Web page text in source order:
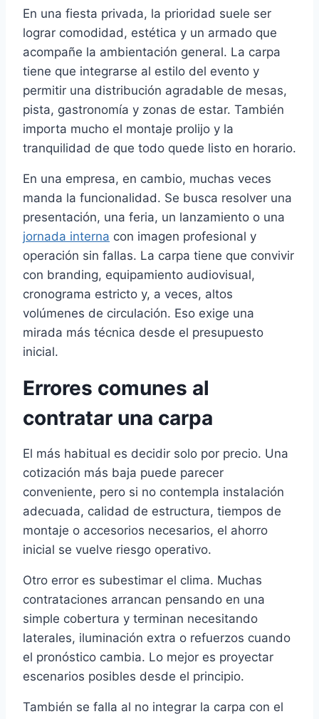
En una fiesta privada, la prioridad suele ser
lograr comodidad, estética y un armado que
acompañe la ambientación general. La carpa
tiene que integrarse al estilo del evento y
permitir una distribución agradable de mesas,
pista, gastronomía y zonas de estar. También
importa mucho el montaje prolijo y la
tranquilidad de que todo quede listo en horario.
En una empresa, en cambio, muchas veces
manda la funcionalidad. Se busca resolver una
presentación, una feria, un lanzamiento o una
jornada interna con imagen profesional y
operación sin fallas. La carpa tiene que convivir
con branding, equipamiento audiovisual,
cronograma estricto y, a veces, altos
volúmenes de circulación. Eso exige una
mirada más técnica desde el presupuesto
inicial.
Errores comunes al
contratar una carpa
El más habitual es decidir solo por precio. Una
cotización más baja puede parecer
conveniente, pero si no contempla instalación
adecuada, calidad de estructura, tiempos de
montaje o accesorios necesarios, el ahorro
inicial se vuelve riesgo operativo.
Otro error es subestimar el clima. Muchas
contrataciones arrancan pensando en una
simple cobertura y terminan necesitando
laterales, iluminación extra o refuerzos cuando
el pronóstico cambia. Lo mejor es proyectar
escenarios posibles desde el principio.
También se falla al no integrar la carpa con el